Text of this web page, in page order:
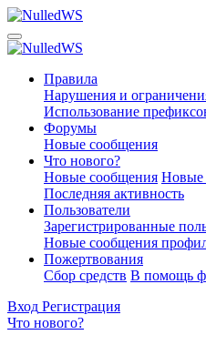
Правила
Нарушения и
Использование
Форумы
Новые сообщения
Что нового?
Новые сообщения Новые
Последняя активность
Пользователи
Зарегистрированные
Новые сообщения
Пожертвования
Сбор средств В помощь
Вход Регистрация
Что нового?